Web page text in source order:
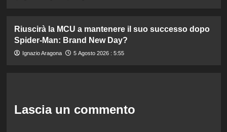
Riuscirà la MCU a mantenere il suo successo dopo
Spider-Man: Brand New Day?
Ignazio Aragona 5 Agosto 2026 : 5:55
Lascia un commento